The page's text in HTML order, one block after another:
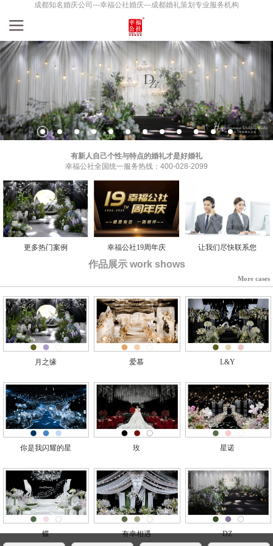
成都知名婚庆公司---幸福公社婚庆---成都婚礼策划专业服务机构
有新人自己个性与特点的婚礼才是好婚礼
幸福公社全国统一服务热线：400-028-2099
更多热门案例 幸福公社19周年庆 让我们尽快联系您
作品展示 work shows
More cases
月之缘 爱慕 L&Y
你是我闪耀的星 玫 星诺
蝶 有幸相遇 DZ